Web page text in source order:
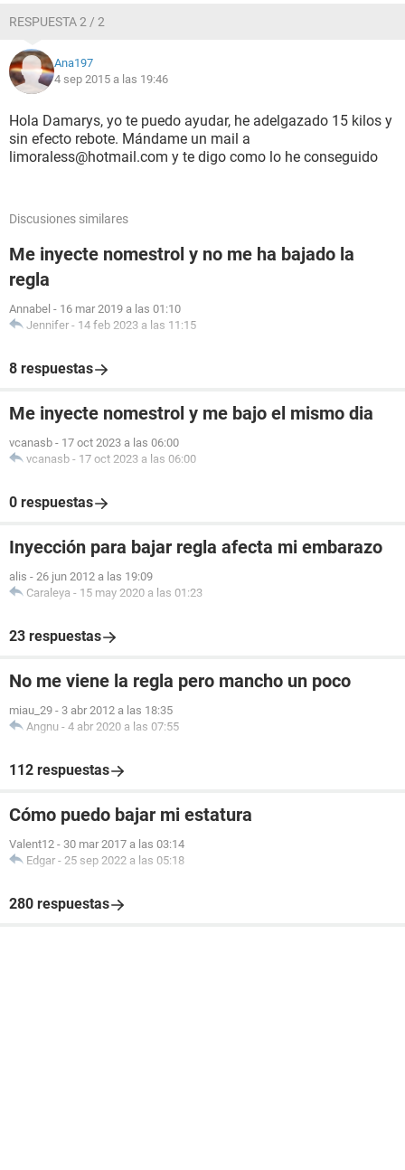
RESPUESTA 2 / 2
Ana197
4 sep 2015 a las 19:46
Hola Damarys, yo te puedo ayudar, he adelgazado 15 kilos y
sin efecto rebote. Mándame un mail a
limoraless@hotmail.com y te digo como lo he conseguido
Discusiones similares
Me inyecte nomestrol y no me ha bajado la
regla
Annabel - 16 mar 2019 a las 01:10
Jennifer - 14 feb 2023 a las 11:15
8 respuestas
Me inyecte nomestrol y me bajo el mismo dia
vcanasb - 17 oct 2023 a las 06:00
vcanasb - 17 oct 2023 a las 06:00
0 respuestas
Inyección para bajar regla afecta mi embarazo
alis - 26 jun 2012 a las 19:09
Caraleya - 15 may 2020 a las 01:23
23 respuestas
No me viene la regla pero mancho un poco
miau_29 - 3 abr 2012 a las 18:35
Angnu - 4 abr 2020 a las 07:55
112 respuestas
Cómo puedo bajar mi estatura
Valent12 - 30 mar 2017 a las 03:14
Edgar - 25 sep 2022 a las 05:18
280 respuestas